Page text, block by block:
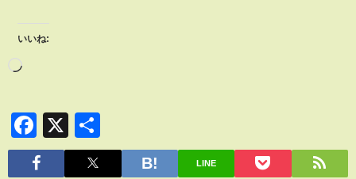
いいね:
Facebook
X
有
LINE